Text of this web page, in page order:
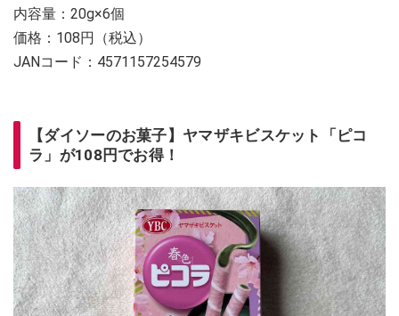
内容量：20g×6個
価格：108円（税込）
JANコード：4571157254579
【ダイソーのお菓子】ヤマザキビスケット「ピコ
ラ」が108円でお得！